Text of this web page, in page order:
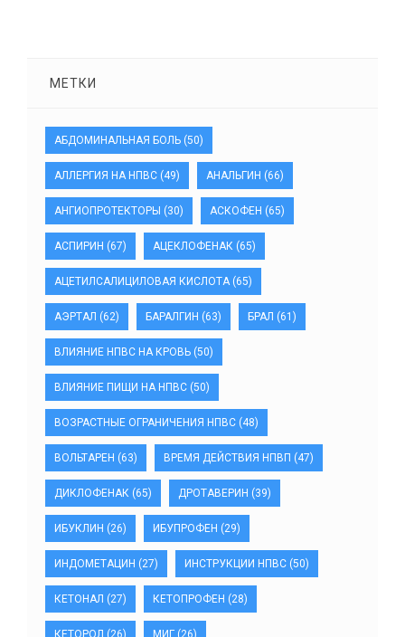
МЕТКИ
АБДОМИНАЛЬНАЯ БОЛЬ (50)
АЛЛЕРГИЯ НА НПВС (49) АНАЛЬГИН (66)
АНГИОПРОТЕКТОРЫ (30) АСКОФЕН (65)
АСПИРИН (67) АЦЕКЛОФЕНАК (65)
АЦЕТИЛСАЛИЦИЛОВАЯ КИСЛОТА(65)
АЭРТАЛ (62) БАРАЛГИН (63) БРАЛ (61)
ВЛИЯНИЕ НПВС НА КРОВЬ (50)
ВЛИЯНИЕ ПИЩИ НА НПВС (50)
ВОЗРАСТНЫЕ ОГРАНИЧЕНИЯ НПВС (48)
ВОЛЬТАРЕН (63) ВРЕМЯ ДЕЙСТВИЯ НПВП (47)
ДИКЛОФЕНАК (65) ДРОТАВЕРИН (39)
ИБУКЛИН (26) ИБУПРОФЕН (29)
ИНДОМЕТАЦИН (27) ИНСТРУКЦИИ НПВС (50)
КЕТОНАЛ (27) КЕТОПРОФЕН (28)
КЕТОРОЛ (26) МИГ (26)